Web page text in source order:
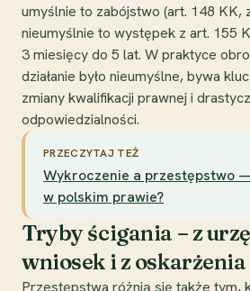
umyślnie to zabójstwo (art. 148 KK,
nieumyślnie to występek z art. 155
3 miesięcy do 5 lat. W praktyce
działanie było nieumyślne, bywa
zmiany kwalifikacji prawnej i
odpowiedzialności.
PRZECZYTAJ TEŻ
Wykroczenie a przestępstwo
w polskim prawie?
Tryby ścigania – z
wniosek i z
Przestępstwa różnią się także tym,